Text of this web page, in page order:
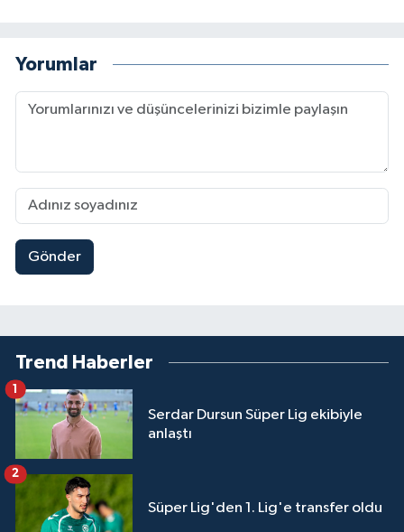
Yorumlar
Gönder
Trend Haberler
Serdar Dursun Süper Lig ekibiyle
anlaştı
1
Süper Lig'den 1. Lig'e transfer oldu
2